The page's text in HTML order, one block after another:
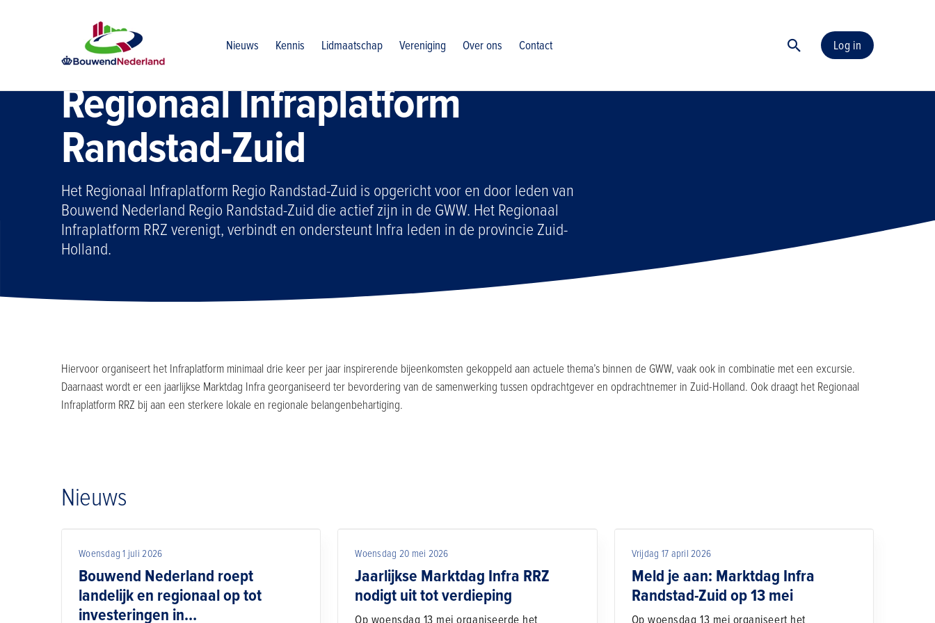
Nieuws Kennis Lidmaatschap Vereniging Over ons Contact Log in
Vereniging
Regionaal Infraplatform
Randstad-Zuid
Het Regionaal Infraplatform Regio Randstad-Zuid is opgericht voor en door leden van
Bouwend Nederland Regio Randstad-Zuid die actief zijn in de GWW. Het Regionaal
Infraplatform RRZ verenigt, verbindt en ondersteunt Infra leden in de provincie Zuid-
Holland.
Hiervoor organiseert het Infraplatform minimaal drie keer per jaar inspirerende bijeenkomsten gekoppeld aan actuele thema’s binnen de GWW, vaak ook in combinatie met een excursie.
Daarnaast wordt er een jaarlijkse Marktdag Infra georganiseerd ter bevordering van de samenwerking tussen opdrachtgever en opdrachtnemer in Zuid-Holland. Ook draagt het Regionaal
Infraplatform RRZ bij aan een sterkere lokale en regionale belangenbehartiging.
Nieuws
Woensdag 1 juli 2026
Bouwend Nederland roept
landelijk en regionaal op tot
investeringen in
Woensdag 20 mei 2026
Jaarlijkse Marktdag Infra RRZ
nodigt uit tot verdieping
Op woensdag 13 mei organiseerde het
Vrijdag 17 april 2026
Meld je aan: Marktdag Infra
Randstad-Zuid op 13 mei
Op woensdag 13 mei organiseert het